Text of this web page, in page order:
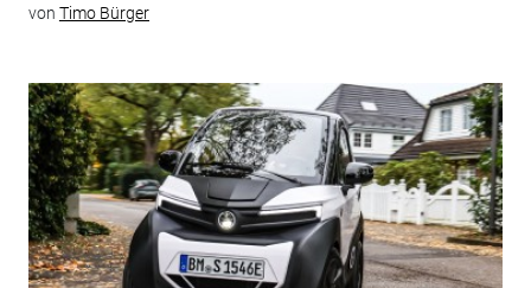
von Timo Bürger